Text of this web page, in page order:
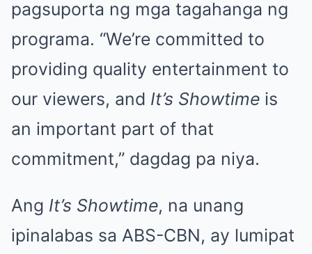
pagsuporta ng mga tagahanga ng
programa. “We’re committed to
providing quality entertainment to
our viewers, and It’s Showtime is
an important part of that
commitment,” dagdag pa niya.
Ang It’s Showtime, na unang
ipinalabas sa ABS-CBN, ay lumipat